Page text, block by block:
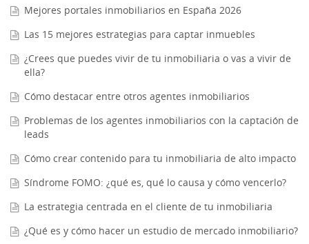
Mejores portales inmobiliarios en España 2026
Las 15 mejores estrategias para captar inmuebles
¿Crees que puedes vivir de tu inmobiliaria o vas a vivir de
ella?
Cómo destacar entre otros agentes inmobiliarios
Problemas de los agentes inmobiliarios con la captación de
leads
Cómo crear contenido para tu inmobiliaria de alto impacto
Síndrome FOMO: ¿qué es, qué lo causa y cómo vencerlo?
La estrategia centrada en el cliente de tu inmobiliaria
¿Qué es y cómo hacer un estudio de mercado inmobiliario?